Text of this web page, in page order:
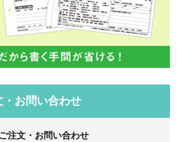
・お問い合わせ
注文・お問い合わせ